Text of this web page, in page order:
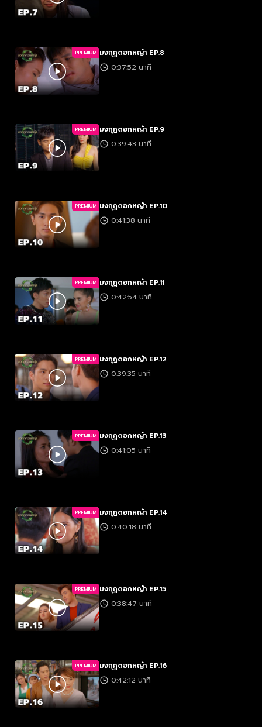
PREMIUM มงกุฎดอกหญ้า EP.8
0:37:52 นาที
PREMIUM มงกุฎดอกหญ้า EP.9
0:39:43 นาที
PREMIUM มงกุฎดอกหญ้า EP.10
0:41:38 นาที
PREMIUM มงกุฎดอกหญ้า EP.11
0:42:54 นาที
PREMIUM มงกุฎดอกหญ้า EP.12
0:39:35 นาที
PREMIUM มงกุฎดอกหญ้า EP.13
0:41:05 นาที
PREMIUM มงกุฎดอกหญ้า EP.14
0:40:18 นาที
PREMIUM มงกุฎดอกหญ้า EP.15
0:38:47 นาที
PREMIUM มงกุฎดอกหญ้า EP.16
0:42:12 นาที